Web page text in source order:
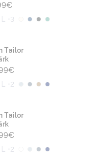
€
+3
Tailor
€
+2
Tailor
€
+2